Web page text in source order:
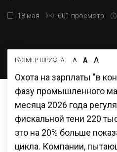
18 мая 601 просмотр
РАЗМЕР ШРИФТА: А А А
Охота на зарплаты "в
фазу промышленного
месяца 2026 года
фискальной тени 220
это на 20% больше
цикла. Компании,